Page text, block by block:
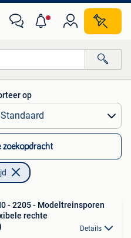
op
zoekopdracht
- 2205 - Modeltreinsporen
rechte
Details